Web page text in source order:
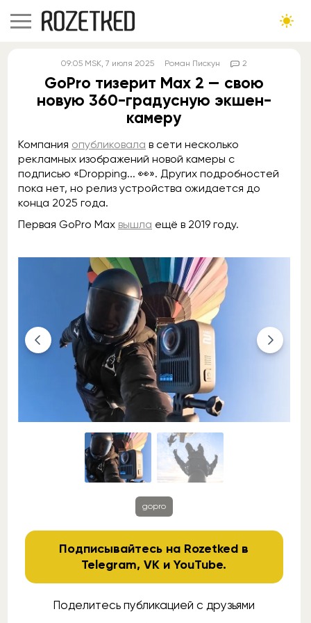
09:05 MSK, 7 июля 2025 Роман Пискун 2
GoPro тизерит Max 2 — свою
новую 360-градусную экшен-
камеру
Компания опубликовала в сети несколько
рекламных изображений новой камеры с
подписью «Dropping... 👀». Других подробностей
пока нет, но релиз устройства ожидается до
конца 2025 года.
Первая GoPro Max вышла ещё в 2019 году.
gopro
Подписывайтесь на Rozetked в
Telegram,VK иYouTube.
Поделитесь публикацией с друзьями